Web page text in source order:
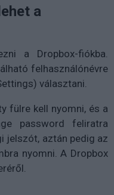
a
a Dropbox-fiókba.
felhasználónévre
választani.
fülre kell nyomni, és a
password feliratra
jelszót, aztán pedig az
nyomni. A Dropbox